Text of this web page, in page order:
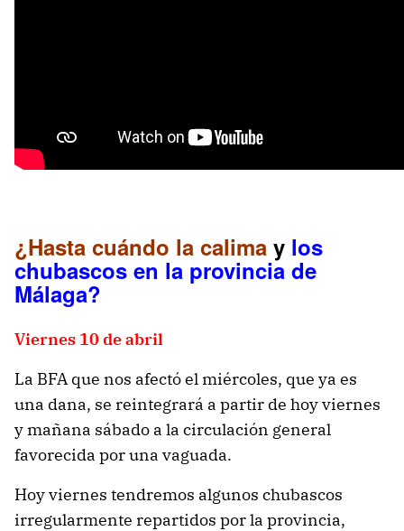
¿Hasta cuándo la calima y los
chubascos en la provincia de
Málaga?
Viernes 10 de abril
La BFA que nos afectó el miércoles, que ya es
una dana, se reintegrará a partir de hoy viernes
y mañana sábado a la circulación general
favorecida por una vaguada.
Hoy viernes tendremos algunos chubascos
irregularmente repartidos por la provincia,